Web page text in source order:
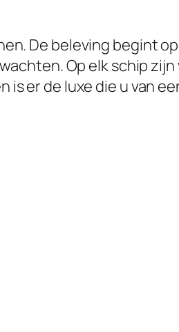
De beleving begint
Op elk schip zijn
er de luxe die u van